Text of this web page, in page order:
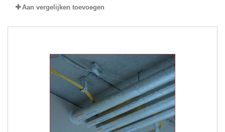
Aan vergelijken toevoegen